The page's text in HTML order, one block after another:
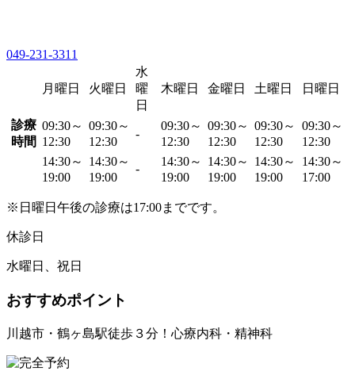
049-231-3311
月曜日 火曜日
水
曜
日
木曜日 金曜日 土曜日 日曜日
診療
時間
09:30～
12:30
09:30～
12:30
-
09:30～
12:30
09:30～
12:30
09:30～
12:30
09:30～
12:30
14:30～
19:00
14:30～
19:00
-
14:30～
19:00
14:30～
19:00
14:30～
19:00
14:30～
17:00
※日曜日午後の診療は17:00までです。
休診日
水曜日、祝日
おすすめポイント
川越市・鶴ヶ島駅徒歩３分！心療内科・精神科